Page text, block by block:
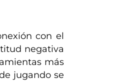
con el
negativa
más
jugando se